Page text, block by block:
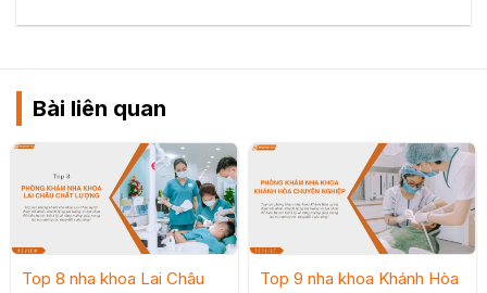
Bài liên quan
Top 8 nha khoa Lai Châu
Top 9 nha khoa Khánh Hòa